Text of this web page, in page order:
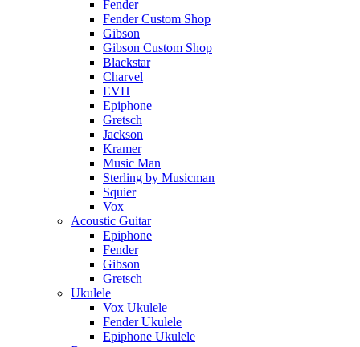
Fender
Fender Custom Shop
Gibson
Gibson Custom Shop
Blackstar
Charvel
EVH
Epiphone
Gretsch
Jackson
Kramer
Music Man
Sterling by Musicman
Squier
Vox
Acoustic Guitar
Epiphone
Fender
Gibson
Gretsch
Ukulele
Vox Ukulele
Fender Ukulele
Epiphone Ukulele